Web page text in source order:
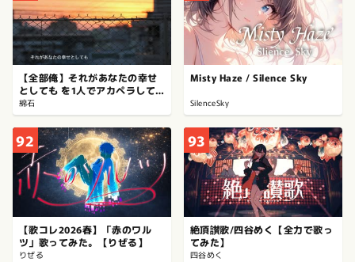
【全部俺】それがあなたの幸せ
としても を1人でアカペラして
みた【綿石】
綿石
Misty Haze / Silence Sky
SilenceSky
92
【歌コレ2026春】「赤のワル
ツ」歌ってみた。【りぜる】
りぜる
93
絶頂讃歌/四谷めく【全力で歌っ
てみた】
四谷めく